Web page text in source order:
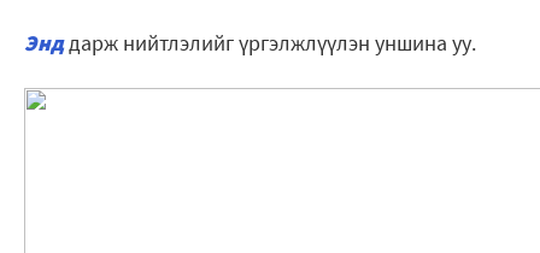
Энддарж нийтлэлийг үргэлжлүүлэн уншина уу.